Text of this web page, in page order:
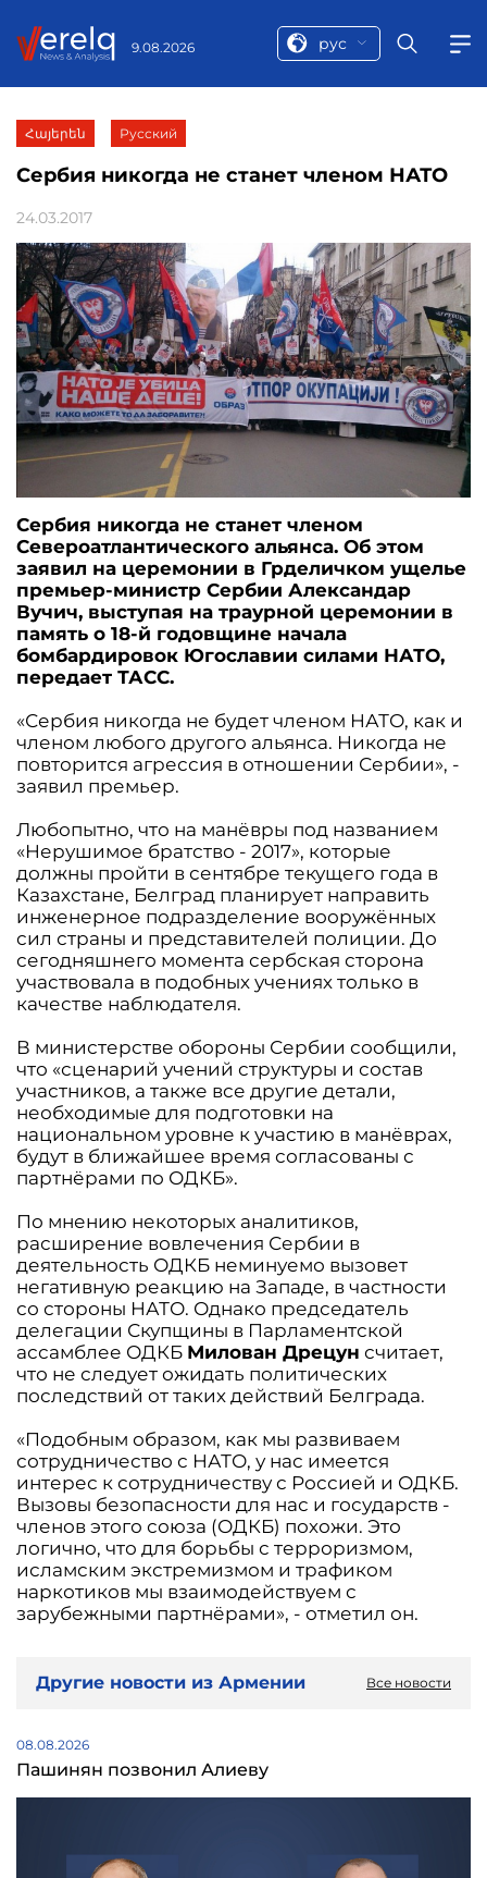
9.08.2026 рус
Հայերեն Русский
Сербия никогда не станет членом НАТО
24.03.2017
Сербия никогда не станет членом
Североатлантического альянса. Об этом
заявил на церемонии в Грделичком ущелье
премьер-министр Сербии Александар
Вучич, выступая на траурной церемонии в
память о 18-й годовщине начала
бомбардировок Югославии силами НАТО,
передает ТАСС.
«Сербия никогда не будет членом НАТО, как и
членом любого другого альянса. Никогда не
повторится агрессия в отношении Сербии», -
заявил премьер.
Любопытно, что на манёвры под названием
«Нерушимое братство - 2017», которые
должны пройти в сентябре текущего года в
Казахстане, Белград планирует направить
инженерное подразделение вооружённых
сил страны и представителей полиции. До
сегодняшнего момента сербская сторона
участвовала в подобных учениях только в
качестве наблюдателя.
В министерстве обороны Сербии сообщили,
что «сценарий учений структуры и состав
участников, а также все другие детали,
необходимые для подготовки на
национальном уровне к участию в манёврах,
будут в ближайшее время согласованы с
партнёрами по ОДКБ».
По мнению некоторых аналитиков,
расширение вовлечения Сербии в
деятельность ОДКБ неминуемо вызовет
негативную реакцию на Западе, в частности
со стороны НАТО. Однако председатель
делегации Скупщины в Парламентской
ассамблее ОДКБ Милован Дрецун считает,
что не следует ожидать политических
последствий от таких действий Белграда.
«Подобным образом, как мы развиваем
сотрудничество с НАТО, у нас имеется
интерес к сотрудничеству с Россией и ОДКБ.
Вызовы безопасности для нас и государств -
членов этого союза (ОДКБ) похожи. Это
логично, что для борьбы с терроризмом,
исламским экстремизмом и трафиком
наркотиков мы взаимодействуем с
зарубежными партнёрами», - отметил он.
Другие новости из Армении Все новости
08.08.2026
Пашинян позвонил Алиеву